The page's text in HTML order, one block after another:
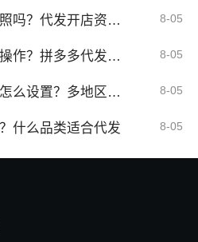
一件代发需要营业执照吗？代发开店资质详解 8-05
拼多多一件代发怎么操作？拼多多代发全流程 8-05
拼多多代发运费模板怎么设置？多地区运费 8-05
什么品类适合代发 8-05